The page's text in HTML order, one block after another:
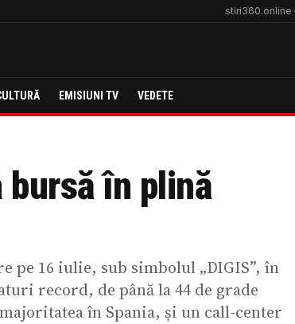
stiri360.online
EMISIUNI TV VEDETE
bursă în plină
pe 16 iulie, sub simbolul „DIGIS”, în
record, de până la 44 de grade
în Spania, și un call-center